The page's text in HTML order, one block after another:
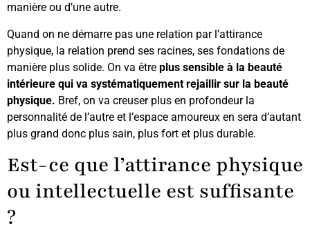
manière ou d’une autre.
Quand on ne démarre pas une relation par l’attirance
physique, la relation prend ses racines, ses fondations de
manière plus solide. On va être plus sensible à la beauté
intérieure qui va systématiquement rejaillir sur la beauté
physique. Bref, on va creuser plus en profondeur la
personnalité de l’autre et l’espace amoureux en sera d’autant
plus grand donc plus sain, plus fort et plus durable.
Est-ce que l’attirance physique
ou intellectuelle est suffisante
?